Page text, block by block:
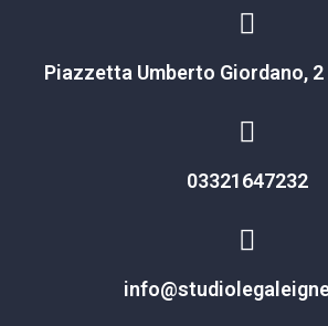
Piazzetta Umberto Giordano,
03321647232